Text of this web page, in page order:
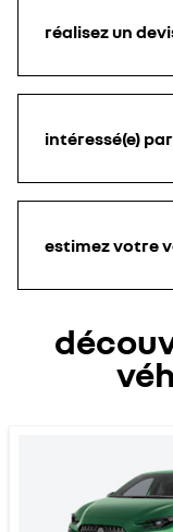
réalisez un
intéressé(e)
estimez votre